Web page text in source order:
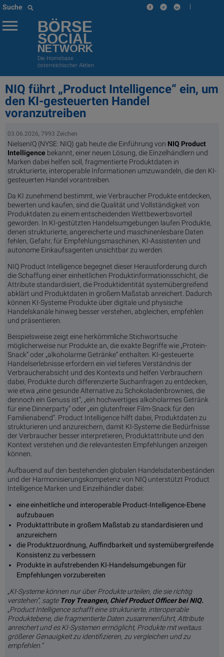
Suche |
BÖRSE
SOCIAL
NETWORK
Die Homebase
österreichischer Aktien
NIQ führt „Product Intelligence“ ein, um
den KI-gesteuerten Handel
voranzutreiben
03.06.2026, 7993 Zeichen
NielsenIQ (NYSE: NIQ) gab heute die Einführung von NIQ Product
Intelligence bekannt, einer neuen Lösung, die Einzelhändlern und
Marken dabei helfen soll, fragmentierte Produktdaten in
strukturierte, interoperable Informationen umzuwandeln, die den KI-
gesteuerten Handel vorantreiben.
Da KI zunehmend bestimmt, wie Verbraucher Produkte entdecken,
bewerten und kaufen, sind die Qualität und Vollständigkeit von
Produktdaten zu einem entscheidenden Wettbewerbsvorteil
geworden. In KI-gestützten Handelsumgebungen laufen Produkte,
denen strukturierte, angereicherte und maschinenlesbare Daten
fehlen, Gefahr, für Empfehlungsmaschinen, KI-Assistenten und
autonome Einkaufsagenten unsichtbar zu werden.
NIQ Product Intelligence begegnet dieser Herausforderung durch
die Schaffung einer einheitlichen Produktinformationsschicht, die
Attribute standardisiert, die Produktidentität systemübergreifend
abklärt und Produktdaten in großem Maßstab anreichert. Dadurch
können KI-Systeme Produkte über digitale und physische
Handelskanäle hinweg besser verstehen, abgleichen, empfehlen
und präsentieren.
Beispielsweise zeigt eine herkömmliche Stichwortsuche
möglicherweise nur Produkte an, die exakte Begriffe wie „Protein-
Snack“ oder „alkoholarme Getränke“ enthalten. KI-gesteuerte
Handelserlebnisse erfordern ein viel tieferes Verständnis der
Verbraucherabsicht und des Kontexts und helfen Verbrauchern
dabei, Produkte durch differenzierte Suchanfragen zu entdecken,
wie etwa „eine gesunde Alternative zu Schokoladenbrownies, die
dennoch ein Genuss ist“, „ein hochwertiges alkoholarmes Getränk
für eine Dinnerparty“ oder „ein glutenfreier Film-Snack für den
Familienabend“. Product Intelligence hilft dabei, Produktdaten zu
strukturieren und anzureichern, damit KI-Systeme die Bedürfnisse
der Verbraucher besser interpretieren, Produktattribute und den
Kontext verstehen und die relevantesten Empfehlungen anzeigen
können.
Aufbauend auf den bestehenden globalen Handelsdatenbeständen
und der Harmonisierungskompetenz von NIQ unterstützt Product
Intelligence Marken und Einzelhändler dabei:
eine einheitliche und interoperable Product-Intelligence-Ebene
aufzubauen
Produktattribute in großem Maßstab zu standardisieren und
anzureichern
die Produktzuordnung, Auffindbarkeit und systemübergreifende
Konsistenz zu verbessern
Produkte in aufstrebenden KI-Handelsumgebungen für
Empfehlungen vorzubereiten
„KI-Systeme können nur über Produkte urteilen, die sie richtig
verstehen“, sagte Troy Treangen, Chief Product Officer bei NIQ.
„Product Intelligence schafft eine strukturierte, interoperable
Produktebene, die fragmentierte Daten zusammenführt, Attribute
anreichert und es KI-Systemen ermöglicht, Produkte mit weitaus
größerer Genauigkeit zu identifizieren, zu vergleichen und zu
empfehlen.“